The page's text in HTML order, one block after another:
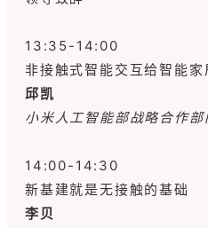
13:35-14:00
非接触式智能交互给智能
邱凯
小米人工智能部战略合作
14:00-14:30
新基建就是无接触的基础
李贝